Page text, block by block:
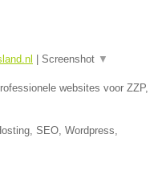
Screenshot ▼
websites voor ZZP,
SEO, Wordpress,